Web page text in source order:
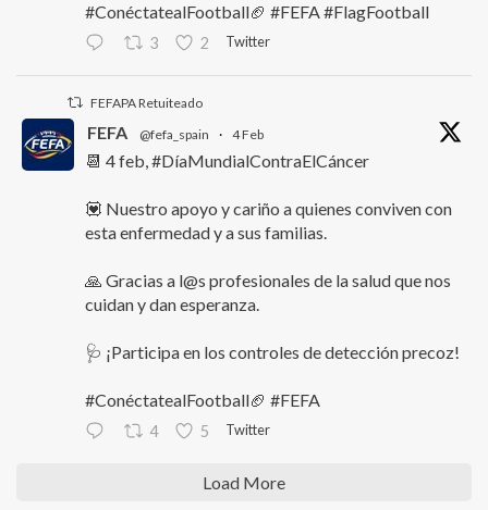
#ConéctatealFootball🏈 #FEFA #FlagFootball
3 2 Twitter
FEFAPA Retuiteado
FEFA @fefa_spain · 4 Feb
📆 4 feb, #DíaMundialContraElCáncer
💟 Nuestro apoyo y cariño a quienes conviven con
esta enfermedad y a sus familias.
🙏 Gracias a l@s profesionales de la salud que nos
cuidan y dan esperanza.
🩺 ¡Participa en los controles de detección precoz!
#ConéctatealFootball🏈 #FEFA
4 5 Twitter
Load More